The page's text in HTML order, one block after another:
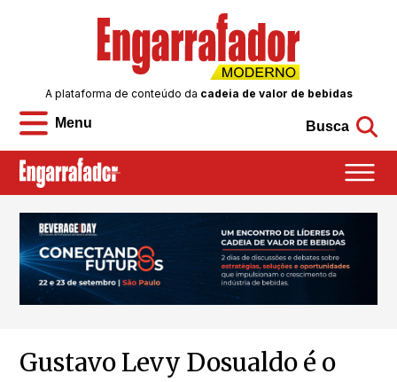
Menu
A plataforma de conteúdo da cadeia de valor de bebidas
Busca
Gustavo Levy Dosualdo é o